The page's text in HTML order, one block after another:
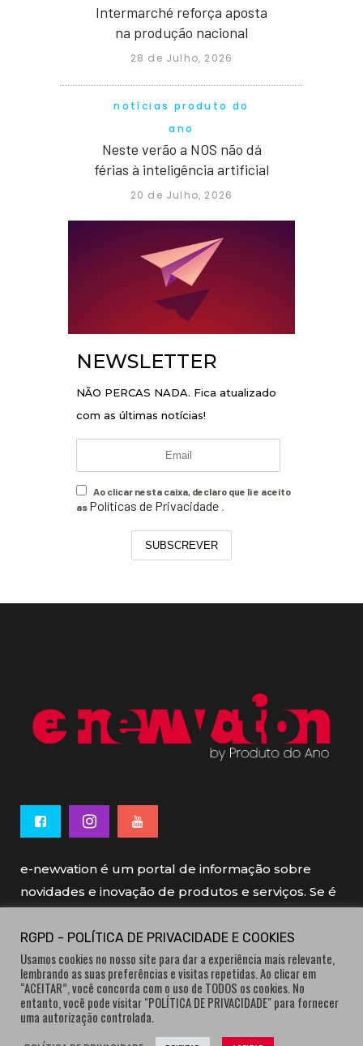
Intermarché reforça aposta
na produção nacional
28 de Julho, 2026
notícias produto do
ano
Neste verão a NOS não dá
férias à inteligência artificial
20 de Julho, 2026
NEWSLETTER
NÃO PERCAS NADA. Fica atualizado
com as últimas notícias!
Ao clicar nesta caixa, declaro que li e aceito
as Políticas de Privacidade .
SUBSCREVER
e-newvation é um portal de informação sobre
novidades e inovação de produtos e serviços. Se é
e-newvation tem o patrocínio do “Produto do
Ano”, o prémio de inovação atribuído por
consumidores.
RGPD - POLÍTICA DE PRIVACIDADE E COOKIES
Usamos cookies no nosso site para dar a experiência mais relevante,
lembrando as suas preferências e visitas repetidas. Ao clicar em
“ACEITAR”, você concorda com o uso de TODOS os cookies. No
entanto, você pode visitar "POLÍTICA DE PRIVACIDADE" para fornecer
uma autorização controlada.